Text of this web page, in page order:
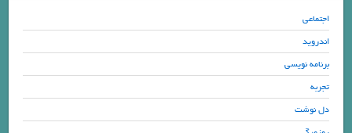
اجتماعی
اندروید
برنامه نویسی
تجربه
دل نوشت